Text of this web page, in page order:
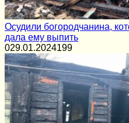
Осудили богородчанина,
дала ему выпить
029.01.2024199